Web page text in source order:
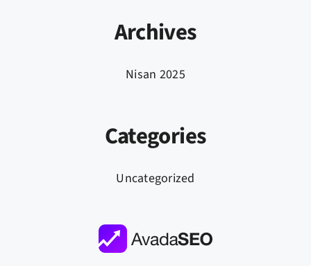
Archives
Nisan 2025
Categories
Uncategorized